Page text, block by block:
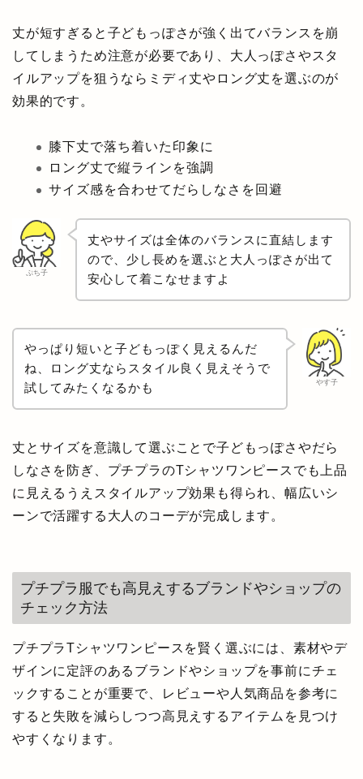
丈が短すぎると子どもっぽさが強く出てバランスを崩
してしまうため注意が必要であり、大人っぽさやスタ
イルアップを狙うならミディ丈やロング丈を選ぶのが
効果的です。
膝下丈で落ち着いた印象に
ロング丈で縦ラインを強調
サイズ感を合わせてだらしなさを回避
ぷち子
丈やサイズは全体のバランスに直結します
ので、少し長めを選ぶと大人っぽさが出て
安心して着こなせますよ
やす子
やっぱり短いと子どもっぽく見えるんだ
ね、ロング丈ならスタイル良く見えそうで
試してみたくなるかも
丈とサイズを意識して選ぶことで子どもっぽさやだら
しなさを防ぎ、プチプラのTシャツワンピースでも上品
に見えるうえスタイルアップ効果も得られ、幅広いシ
ーンで活躍する大人のコーデが完成します。
プチプラ服でも高見えするブランドやショップの
チェック方法
プチプラTシャツワンピースを賢く選ぶには、素材やデ
ザインに定評のあるブランドやショップを事前にチェ
ックすることが重要で、レビューや人気商品を参考に
すると失敗を減らしつつ高見えするアイテムを見つけ
やすくなります。